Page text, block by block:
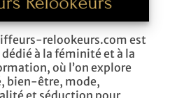
relookeurs.com est
à la féminité et à la
où l’on explore
bien-être, mode,
et séduction pour